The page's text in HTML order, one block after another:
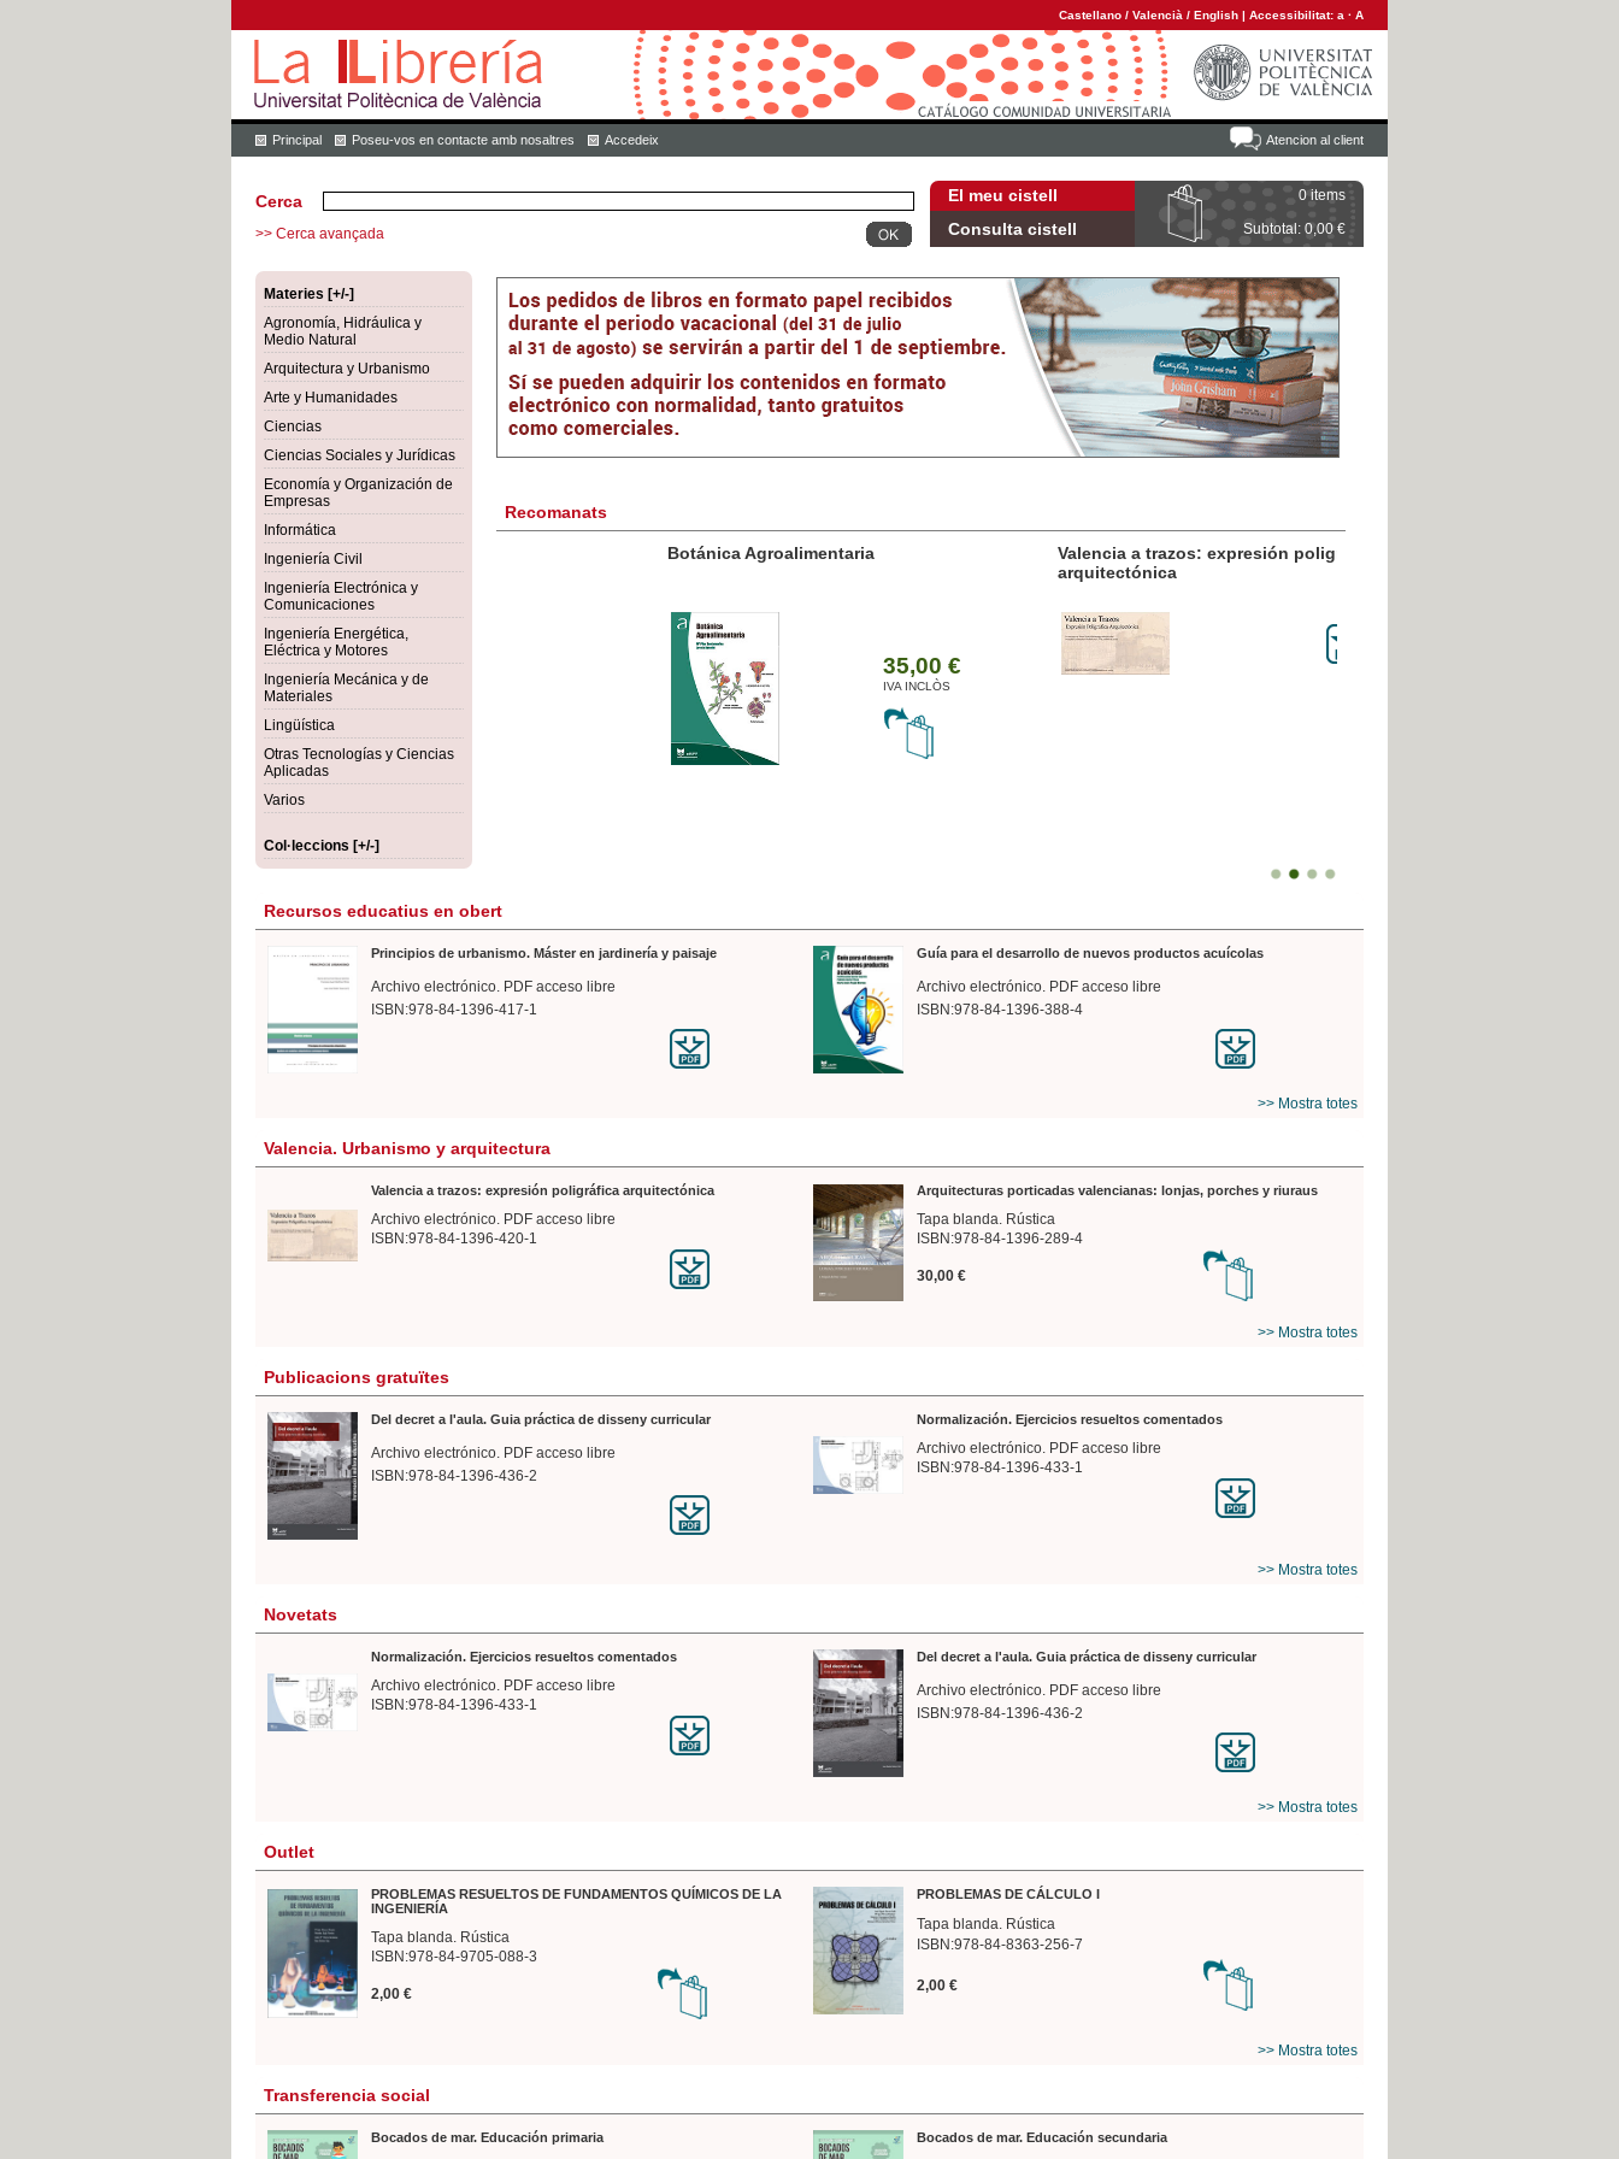
Castellano / Valencià / English | Accessibilitat: a · A
Atencion al client
Principal Poseu-vos en contacte amb nosaltres Accedeix
El meu cistell 0 items
Consulta cistell Subtotal: 0,00 €
Cerca
>> Cerca avançada
Materies [+/-]
Agronomía, Hidráulica y
Medio Natural
Arquitectura y Urbanismo
Arte y Humanidades
Ciencias
Ciencias Sociales y Jurídicas
Economía y Organización de
Empresas
Informática
Ingeniería Civil
Ingeniería Electrónica y
Comunicaciones
Ingeniería Energética,
Eléctrica y Motores
Ingeniería Mecánica y de
Materiales
Lingüística
Otras Tecnologías y Ciencias
Aplicadas
Varios
Col·leccions [+/-]
Recomanats
Botánica Agroalimentaria
35,00 €
IVA INCLÒS
Valencia a trazos: expresión poligráfica
Recursos educatius en obert
Principios de urbanismo. Máster en jardinería y paisaje
Archivo electrónico. PDF acceso libre
ISBN:978-84-1396-417-1
Guía para el desarrollo de nuevos productos acuícolas
Archivo electrónico. PDF acceso libre
ISBN:978-84-1396-388-4
>> Mostra totes
Valencia. Urbanismo y arquitectura
Valencia a trazos: expresión poligráfica arquitectónica
Archivo electrónico. PDF acceso libre
ISBN:978-84-1396-420-1
Arquitecturas porticadas valencianas: lonjas, porches y riuraus
Tapa blanda. Rústica
ISBN:978-84-1396-289-4
30,00 €
>> Mostra totes
Publicacions gratuïtes
Del decret a l'aula. Guia práctica de disseny curricular
Archivo electrónico. PDF acceso libre
ISBN:978-84-1396-436-2
Normalización. Ejercicios resueltos comentados
Archivo electrónico. PDF acceso libre
ISBN:978-84-1396-433-1
>> Mostra totes
Novetats
Normalización. Ejercicios resueltos comentados
Archivo electrónico. PDF acceso libre
ISBN:978-84-1396-433-1
Del decret a l'aula. Guia práctica de disseny curricular
Archivo electrónico. PDF acceso libre
ISBN:978-84-1396-436-2
>> Mostra totes
Outlet
PROBLEMAS RESUELTOS DE FUNDAMENTOS QUÍMICOS DE LA
INGENIERÍA
Tapa blanda. Rústica
ISBN:978-84-9705-088-3
2,00 €
PROBLEMAS DE CÁLCULO I
Tapa blanda. Rústica
ISBN:978-84-8363-256-7
2,00 €
>> Mostra totes
Transferencia social
Bocados de mar. Educación primaria Bocados de mar. Educación secundaria